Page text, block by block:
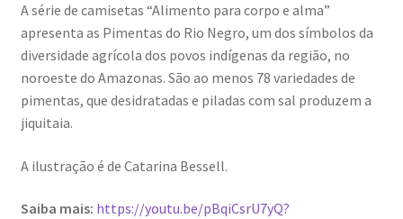
era:
R$70,00.
é:
R$35,00.
A série de camisetas “Alimento para corpo e alma”
apresenta as Pimentas do Rio Negro, um dos símbolos da
diversidade agrícola dos povos indígenas da região, no
noroeste do Amazonas. São ao menos 78 variedades de
pimentas, que desidratadas e piladas com sal produzem a
jiquitaia.
A ilustração é de Catarina Bessell.
Saiba mais: https://youtu.be/pBqiCsrU7yQ?